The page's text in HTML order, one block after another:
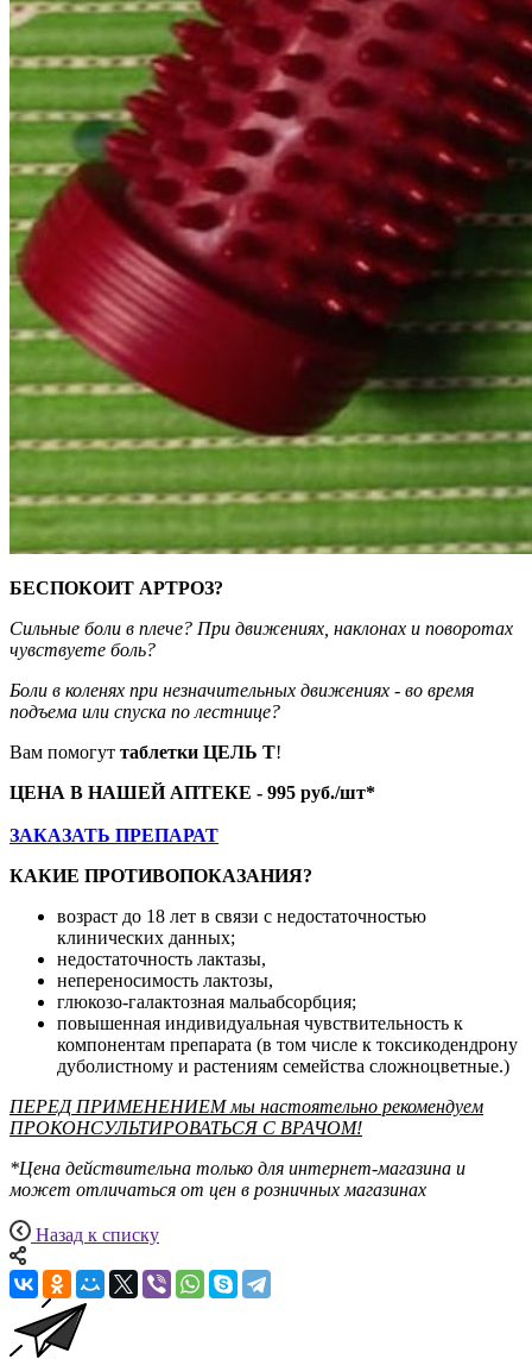
БЕСПОКОИТ АРТРОЗ?
Сильные боли в плече? При движениях, наклонах и поворотах
чувствуете боль?
Боли в коленях при незначительных движениях - во время
подъема или спуска по лестнице?
Вам помогут таблетки ЦЕЛЬ Т!
ЦЕНА В НАШЕЙ АПТЕКЕ - 995 руб./шт*
ЗАКАЗАТЬ ПРЕПАРАТ
КАКИЕ ПРОТИВОПОКАЗАНИЯ?
возраст до 18 лет в связи с недостаточностью
клинических данных;
недостаточность лактазы,
непереносимость лактозы,
глюкозо-галактозная мальабсорбция;
повышенная индивидуальная чувствительность к
компонентам препарата (в том числе к токсикодендрону
дуболистному и растениям семейства сложноцветные.)
ПЕРЕД ПРИМЕНЕНИЕМ мы настоятельно рекомендуем
ПРОКОНСУЛЬТИРОВАТЬСЯ С ВРАЧОМ!
*Цена действительна только для интернет-магазина и
может отличаться от цен в розничных магазинах
Назад к списку